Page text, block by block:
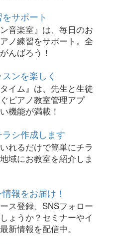
サポート
ン音楽室』は、毎日のお
ノ練習をサポート。全
んばろう！
ンを楽しく
タイム』は、先生と生徒
ピアノ教室管理アプ
機能が満載！
シ作成します
れるだけで簡単にチラ
域にお教室を紹介しま
報をお届け！
ス登録、SNSフォロー
ょうか？セミナーやイ
新情報を配信中。